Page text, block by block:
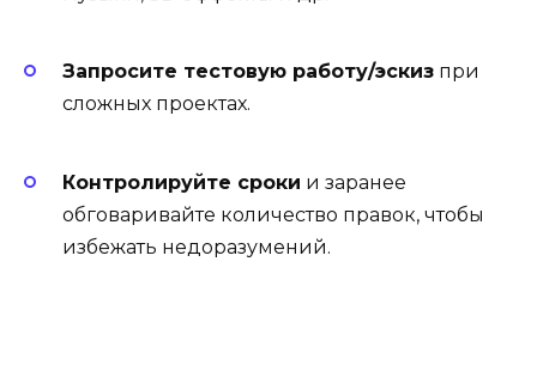
Запросите тестовую работу/эскиз при
сложных проектах.
Контролируйте сроки и заранее
обговаривайте количество правок, чтобы
избежать недоразумений.